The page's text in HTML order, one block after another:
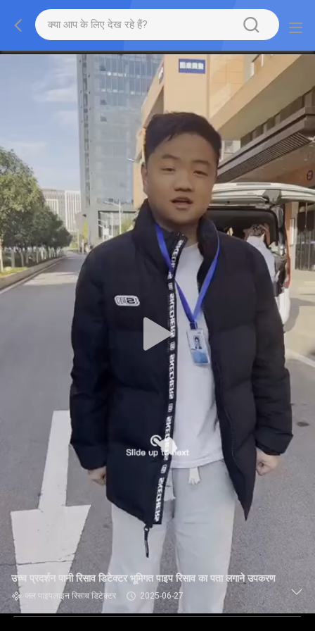
उच्च प्रदर्शन पानी रिसाव डिटेक्टर भूमिगत पाइप रिसाव का पता लगाने उपकरण
जल पाइपलाइन रिसाव डिटेक्टर 2025-06-27